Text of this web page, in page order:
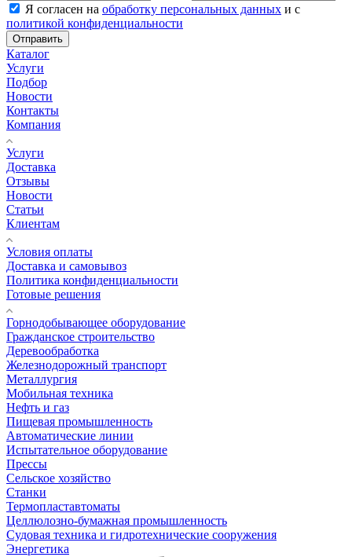
Я согласен на обработку персональных данных и с
политикой конфиденциальности
Отправить
Каталог
Услуги
Подбор
Новости
Контакты
Компания
Услуги
Доставка
Отзывы
Новости
Статьи
Клиентам
Условия оплаты
Доставка и самовывоз
Политика конфиденциальности
Готовые решения
Горнодобывающее оборудование
Гражданское строительство
Деревообработка
Железнодорожный транспорт
Металлургия
Мобильная техника
Нефть и газ
Пищевая промышленность
Автоматические линии
Испытательное оборудование
Прессы
Сельское хозяйство
Станки
Термопластавтоматы
Целлюлозно-бумажная промышленность
Судовая техника и гидротехнические сооружения
Энергетика